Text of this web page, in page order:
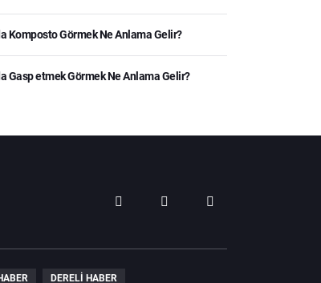
Komposto Görmek Ne Anlama Gelir?
Gasp etmek Görmek Ne Anlama Gelir?
DERELI HABER